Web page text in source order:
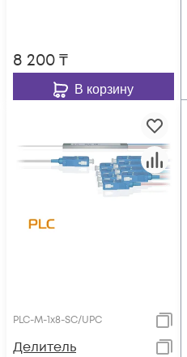
8 200₸
В корзину
PLC-M-1x8-SC/UPC
Делитель